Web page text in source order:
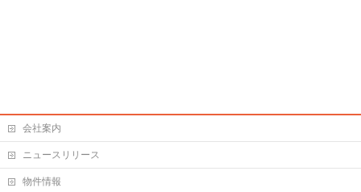
会社案内
ニュースリリース
物件情報